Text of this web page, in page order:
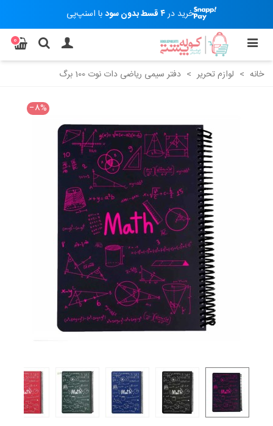
خرید در۴ قسط بدون سود با اسنپ‌پی
0
خانه > لوازم تحریر > دفتر سیمی ریاضی دات نوت 100 برگ
‎−8%